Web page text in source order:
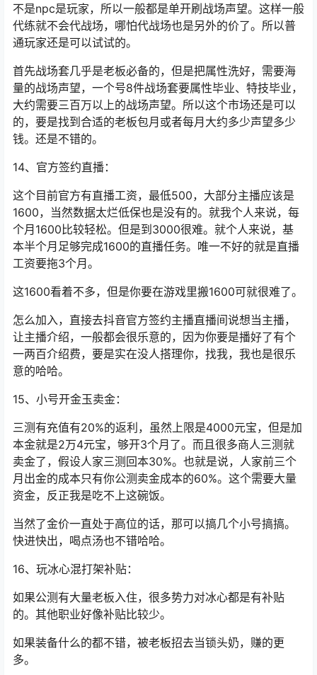
不是npc是玩家，所以一般都是单开刷战场声望。这样一般
代练就不会代战场，哪怕代战场也是另外的价了。所以普
通玩家还是可以试试的。
首先战场套几乎是老板必备的，但是把属性洗好，需要海
量的战场声望，一个号8件战场套要属性毕业、特技毕业，
大约需要三百万以上的战场声望。所以这个市场还是可以
的，要是找到合适的老板包月或者每月大约多少声望多少
钱。还是不错的。
14、官方签约直播：
这个目前官方有直播工资，最低500，大部分主播应该是
1600，当然数据太烂低保也是没有的。就我个人来说，每
个月1600比较轻松。但是到3000很难。就个人来说，基
本半个月足够完成1600的直播任务。唯一不好的就是直播
工资要拖3个月。
这1600看着不多，但是你要在游戏里搬1600可就很难了。
怎么加入，直接去抖音官方签约主播直播间说想当主播，
让主播介绍，一般都会很乐意的，因为你要是播好了有个
一两百介绍费，要是实在没人搭理你，找我，我也是很乐
意的哈哈。
15、小号开金玉卖金：
三测有充值有20%的返利，虽然上限是4000元宝，但是加
本金就是2万4元宝，够开3个月了。而且很多商人三测就
卖金了，假设人家三测回本30%。也就是说，人家前三个
月出金的成本只有你公测卖金成本的60%。这个需要大量
资金，反正我是吃不上这碗饭。
当然了金价一直处于高位的话，那可以搞几个小号搞搞。
快进快出，喝点汤也不错哈哈。
16、玩冰心混打架补贴：
如果公测有大量老板入住，很多势力对冰心都是有补贴
的。其他职业好像补贴比较少。
如果装备什么的都不错，被老板招去当锁头奶，赚的更
多。